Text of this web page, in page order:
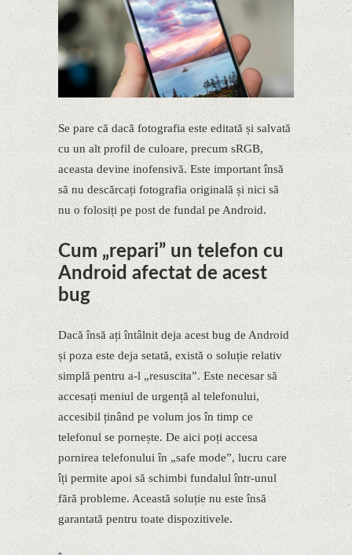
Se pare că dacă fotografia este editată și salvată
cu un alt profil de culoare, precum sRGB,
aceasta devine inofensivă. Este important însă
să nu descărcați fotografia originală și nici să
nu o folosiți pe post de fundal pe Android.
Cum „repari” un telefon cu
Android afectat de acest
bug
Dacă însă ați întâlnit deja acest bug de Android
și poza este deja setată, există o soluție relativ
simplă pentru a-l „resuscita”. Este necesar să
accesați meniul de urgență al telefonului,
accesibil ținând pe volum jos în timp ce
telefonul se pornește. De aici poți accesa
pornirea telefonului în „safe mode”, lucru care
îți permite apoi să schimbi fundalul într-unul
fără probleme. Această soluție nu este însă
garantată pentru toate dispozitivele.